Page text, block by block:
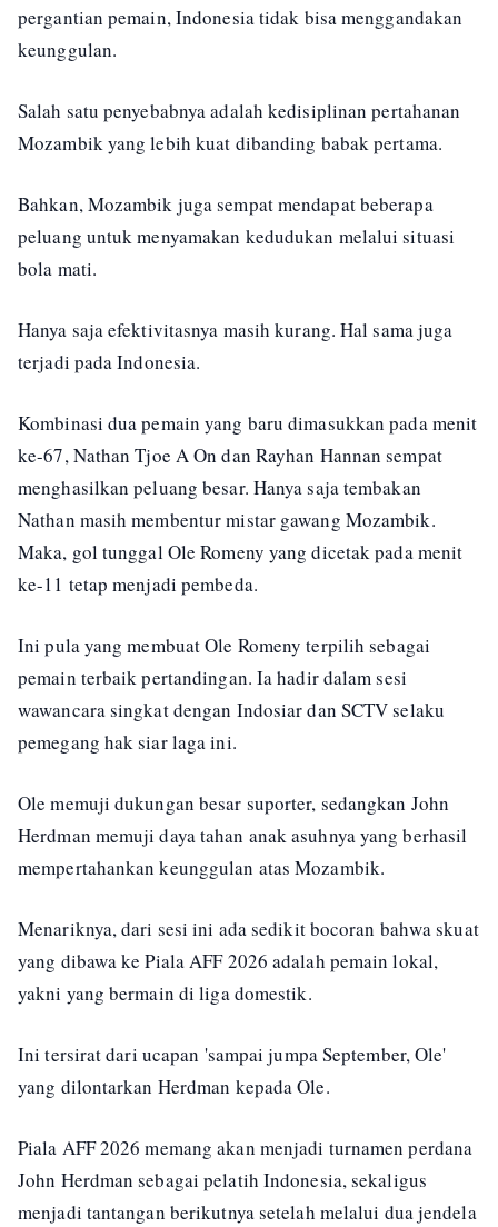
pergantian pemain, Indonesia tidak bisa menggandakan
keunggulan.
Salah satu penyebabnya adalah kedisiplinan pertahanan
Mozambik yang lebih kuat dibanding babak pertama.
Bahkan, Mozambik juga sempat mendapat beberapa
peluang untuk menyamakan kedudukan melalui situasi
bola mati.
Hanya saja efektivitasnya masih kurang. Hal sama juga
terjadi pada Indonesia.
Kombinasi dua pemain yang baru dimasukkan pada menit
ke-67, Nathan Tjoe A On dan Rayhan Hannan sempat
menghasilkan peluang besar. Hanya saja tembakan
Nathan masih membentur mistar gawang Mozambik.
Maka, gol tunggal Ole Romeny yang dicetak pada menit
ke-11 tetap menjadi pembeda.
Ini pula yang membuat Ole Romeny terpilih sebagai
pemain terbaik pertandingan. Ia hadir dalam sesi
wawancara singkat dengan Indosiar dan SCTV selaku
pemegang hak siar laga ini.
Ole memuji dukungan besar suporter, sedangkan John
Herdman memuji daya tahan anak asuhnya yang berhasil
mempertahankan keunggulan atas Mozambik.
Menariknya, dari sesi ini ada sedikit bocoran bahwa skuat
yang dibawa ke Piala AFF 2026 adalah pemain lokal,
yakni yang bermain di liga domestik.
Ini tersirat dari ucapan 'sampai jumpa September, Ole'
yang dilontarkan Herdman kepada Ole.
Piala AFF 2026 memang akan menjadi turnamen perdana
John Herdman sebagai pelatih Indonesia, sekaligus
menjadi tantangan berikutnya setelah melalui dua jendela